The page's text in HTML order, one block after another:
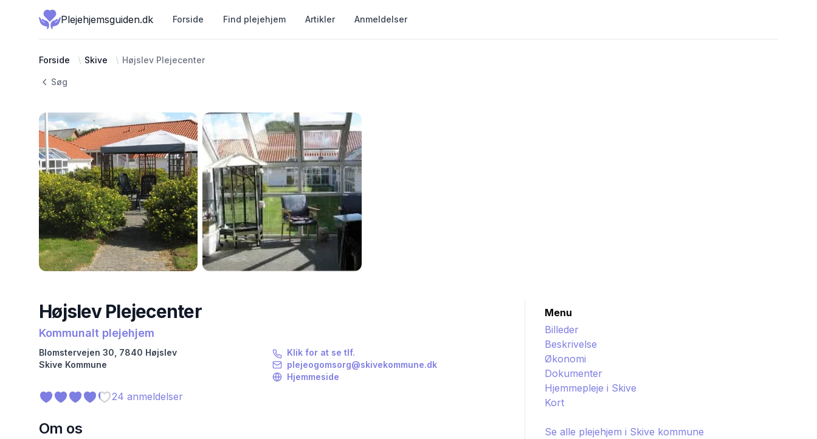
Plejehjemsguiden.dk Forside Find plejehjem Artikler Anmeldelser
Forside Skive Højslev Plejecenter
Søg
Højslev Plejecenter
Kommunalt plejehjem
Blomstervejen 30 7840 Højslev
Skive Kommune
Klik for at se tlf.
plejeogomsorg@skivekommune.dk
Hjemmeside
24 anmeldelser
Menu
Billeder
Beskrivelse
Økonomi
Dokumenter
Hjemmepleje i Skive
Kort
Se alle plejehjem i Skive kommune
Om os